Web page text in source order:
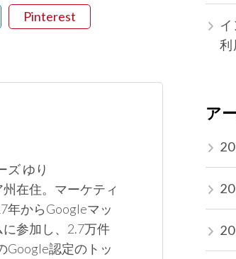
Pinterest
ズ ゆり
在住。マーケティ
年からGoogleマッ
参加し、2.7万件
Google認定のトッ
利
ア